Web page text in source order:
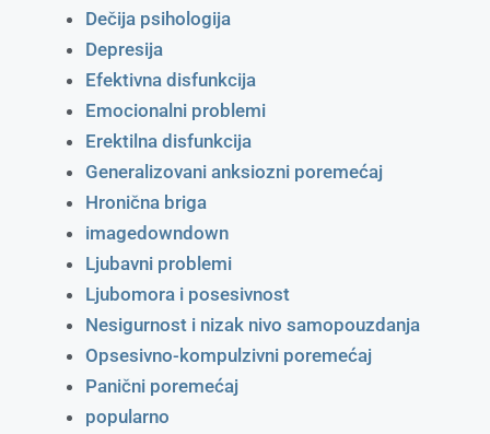
Dečija psihologija
Depresija
Efektivna disfunkcija
Emocionalni problemi
Erektilna disfunkcija
Generalizovani anksiozni poremećaj
Hronična briga
imagedowndown
Ljubavni problemi
Ljubomora i posesivnost
Nesigurnost i nizak nivo samopouzdanja
Opsesivno-kompulzivni poremećaj
Panični poremećaj
popularno